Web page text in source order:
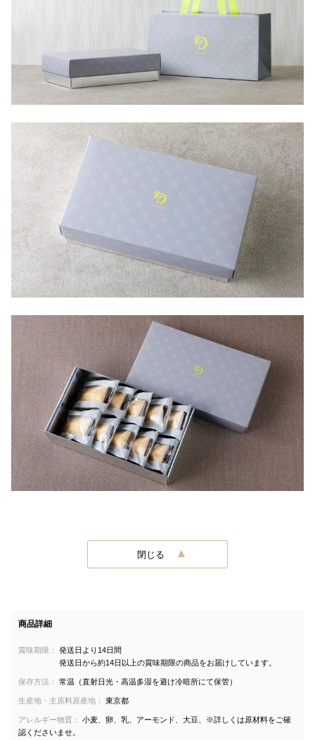
閉じる
商品詳細
賞味期限：
発送日より14日間
発送日から約14日以上の賞味期限の商品をお届けしています。
保存方法： 常温（直射日光・高温多湿を避け冷暗所にて保管）
生産地・主原料原産地： 東京都
アレルギー物質：
小麦、卵、乳、アーモンド、大豆、※詳しくは原材料をご確
認くださいませ。